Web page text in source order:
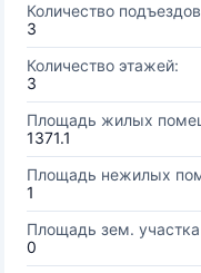
Количество
3
Количество этажей:
3
Площадь жилых
1371.1
Площадь нежилых
1
Площадь зем.
0